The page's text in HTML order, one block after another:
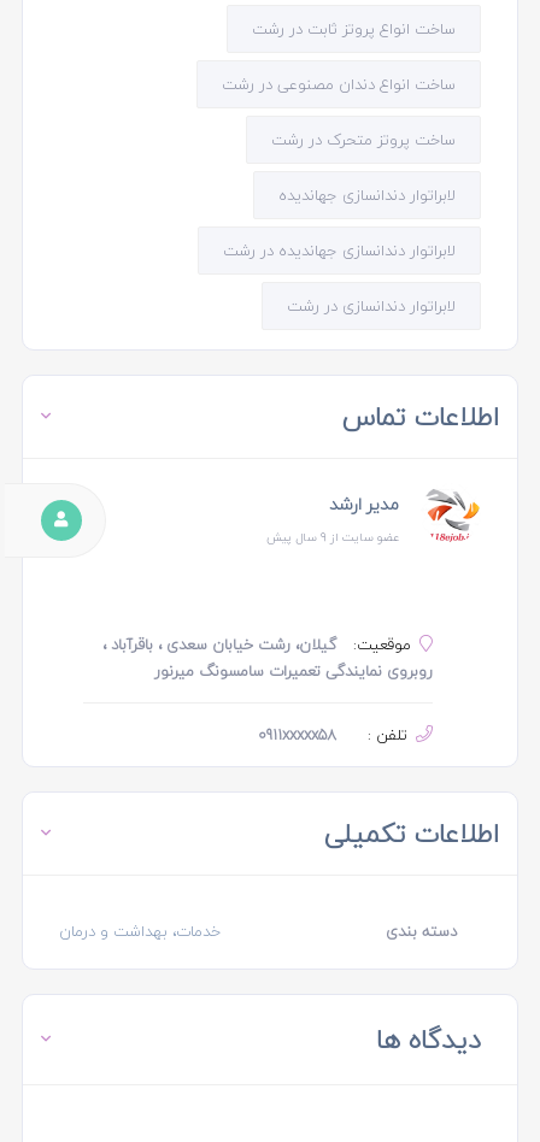
ساخت انواع پروتز ثابت در رشت
ساخت انواع دندان مصنوعی در رشت
ساخت پروتز متحرک در رشت
لابراتوار دندانسازی جهاندیده
لابراتوار دندانسازی جهاندیده در رشت
لابراتوار دندانسازی در رشت
اطلاعات تماس
مدیر ارشد
عضو سایت از 9 سال پیش
موقعیت:
گیلان، رشت خیابان سعدی ، باقرآباد ،
روبروی نمایندگی تعمیرات سامسونگ میرنور
تلفن : 0911xxxxx58
اطلاعات تکمیلی
دسته بندی خدمات، بهداشت و درمان
دیدگاه ها